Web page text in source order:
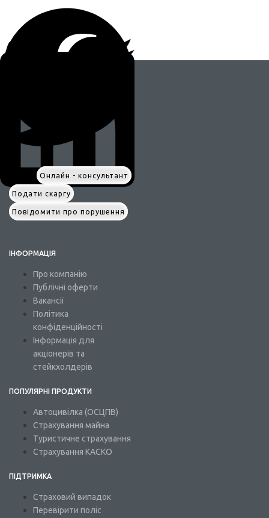
Онлайн - консультант
Подати скаргу
Повідомити про порушення
ІНФОРМАЦІЯ
Про компанію
Публічні оферти
Вакансії
Політика
конфіденційності
Інформація для
акціонерів та
стейкхолдерів
ПОПУЛЯРНІ ПРОДУКТИ
Автоцивілка (ОСЦПВ)
Страхування майна
Туристичне страхування
Страхування КАСКО
ПІДТРИМКА
Страховий випадок
Перевірити поліс